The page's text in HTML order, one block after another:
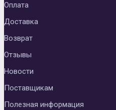
Оплата
Доставка
Возврат
Отзывы
Новости
Поставщикам
Полезная информация